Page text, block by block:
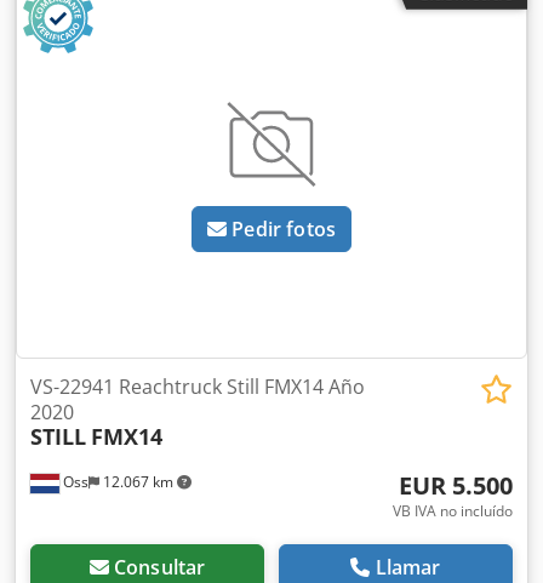
Pedir fotos
Oss 12.067 km
VS-22941 Reachtruck Still FMX14 Año
2020
STILL FMX14
EUR 5.500
VB IVA no incluído
Consultar Llamar